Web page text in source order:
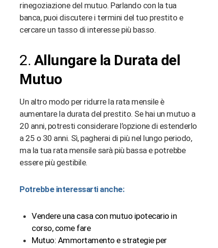
rinegoziazione del mutuo. Parlando con la tua
banca, puoi discutere i termini del tuo prestito e
cercare un tasso di interesse più basso.
2. Allungare la Durata del
Mutuo
Un altro modo per ridurre la rata mensile è
aumentare la durata del prestito. Se hai un mutuo a
20 anni, potresti considerare l’opzione di estenderlo
a 25 o 30 anni. Sì, pagherai di più nel lungo periodo,
ma la tua rata mensile sarà più bassa e potrebbe
essere più gestibile.
Potrebbe interessarti anche:
Vendere una casa con mutuo ipotecario in
corso, come fare
Mutuo: Ammortamento e strategie per